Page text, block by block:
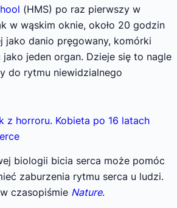
(HMS) po raz pierwszy w
w wąskim oknie, około 20 godzin
jako danio pręgowany, komórki
jeden organ. Dzieje się to nagle
do rytmu niewidzialnego
z horroru. Kobieta po 16 latach
biologii bicia serca może pomóc
zaburzenia rytmu serca u ludzi.
czasopiśmie Nature.